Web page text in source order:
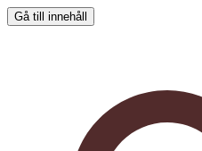
Gå till innehåll